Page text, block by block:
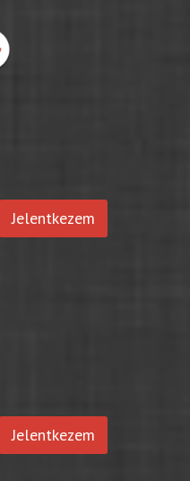
Jelentkezem
Jelentkezem